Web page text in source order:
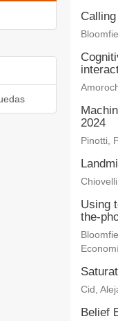
2024
Pinotti,
Using
the-
Cid,
Belief